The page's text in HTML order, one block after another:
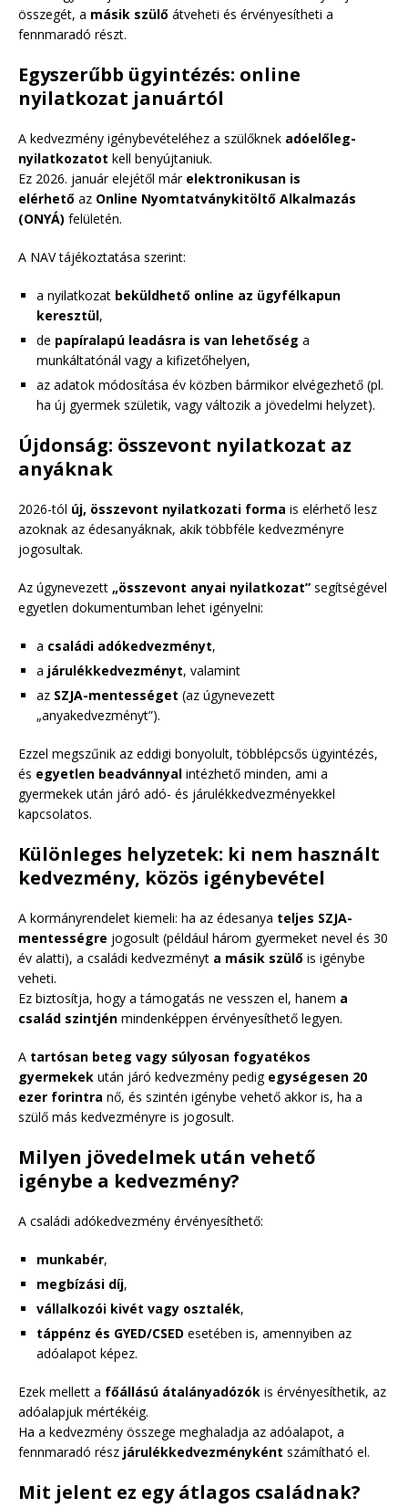
összegét, a másik szülő átveheti és érvényesítheti a
fennmaradó részt.
Egyszerűbb ügyintézés: online
nyilatkozat januártól
A kedvezmény igénybevételéhez a szülőknek adóelőleg-
nyilatkozatot kell benyújtaniuk.
Ez 2026. január elejétől már elektronikusan is
elérhető az Online Nyomtatványkitöltő Alkalmazás
(ONYÁ) felületén.
A NAV tájékoztatása szerint:
a nyilatkozat beküldhető online az ügyfélkapun
keresztül,
de papíralapú leadásra is van lehetőség a
munkáltatónál vagy a kifizetőhelyen,
az adatok módosítása év közben bármikor elvégezhető (pl.
ha új gyermek születik, vagy változik a jövedelmi helyzet).
Újdonság: összevont nyilatkozat az
anyáknak
2026-tól új, összevont nyilatkozati forma is elérhető lesz
azoknak az édesanyáknak, akik többféle kedvezményre
jogosultak.
Az úgynevezett „összevont anyai nyilatkozat” segítségével
egyetlen dokumentumban lehet igényelni:
a családi adókedvezményt,
a járulékkedvezményt, valamint
az SZJA-mentességet (az úgynevezett
„anyakedvezményt”).
Ezzel megszűnik az eddigi bonyolult, többlépcsős ügyintézés,
és egyetlen beadvánnyal intézhető minden, ami a
gyermekek után járó adó- és járulékkedvezményekkel
kapcsolatos.
Különleges helyzetek: ki nem használt
kedvezmény, közös igénybevétel
A kormányrendelet kiemeli: ha az édesanya teljes SZJA-
mentességre jogosult (például három gyermeket nevel és 30
év alatti), a családi kedvezményt a másik szülő is igénybe
veheti.
Ez biztosítja, hogy a támogatás ne vesszen el, hanem a
család szintjén mindenképpen érvényesíthető legyen.
A tartósan beteg vagy súlyosan fogyatékos
gyermekek után járó kedvezmény pedig egységesen 20
ezer forintra nő, és szintén igénybe vehető akkor is, ha a
szülő más kedvezményre is jogosult.
Milyen jövedelmek után vehető
igénybe a kedvezmény?
A családi adókedvezmény érvényesíthető:
munkabér,
megbízási díj,
vállalkozói kivét vagy osztalék,
táppénz és GYED/CSED esetében is, amennyiben az
adóalapot képez.
Ezek mellett a főállású átalányadózók is érvényesíthetik, az
adóalapjuk mértékéig.
Ha a kedvezmény összege meghaladja az adóalapot, a
fennmaradó rész járulékkedvezményként számítható el.
Mit jelent ez egy átlagos családnak?